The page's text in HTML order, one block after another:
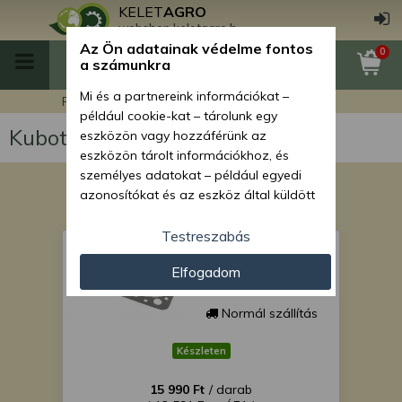
KELETAGRO
webshop.keletagro.hu
0
Főoldal Kubota L1-185 japán kistraktor
Kubota L1-185 japán kistraktor
Hengerfejtömítés
Kubota L1-185 típusú
japán kiskistraktorhoz
Normál szállítás
Készleten
15 990 Ft / darab
Az Ön adatainak védelme fontos
a számunkra
Mi és a partnereink információkat –
például cookie-kat – tárolunk egy
eszközön vagy hozzáférünk az
eszközön tárolt információkhoz, és
személyes adatokat – például egyedi
azonosítókat és az eszköz által küldött
személyre szabott hirdetések és
tartalom nyújtásához, hirdetés- és
tartalomméréshez, nézettségi adatok
gyűjtéséhez, valamint termékek
kifejlesztéséhez és a termékek
partnereink eszközleolvasásos
adatokat és azonosítási információkat
Testreszabás
Elfogadom